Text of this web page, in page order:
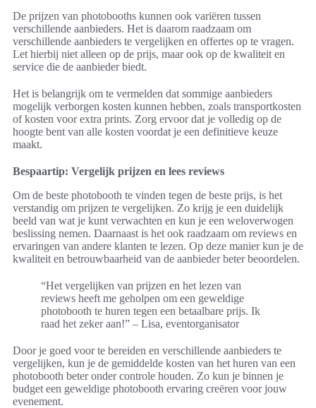
De prijzen van photobooths kunnen ook variëren tussen
verschillende aanbieders. Het is daarom raadzaam om
verschillende aanbieders te vergelijken en offertes op te vragen.
Let hierbij niet alleen op de prijs, maar ook op de kwaliteit en
service die de aanbieder biedt.
Het is belangrijk om te vermelden dat sommige aanbieders
mogelijk verborgen kosten kunnen hebben, zoals transportkosten
of kosten voor extra prints. Zorg ervoor dat je volledig op de
hoogte bent van alle kosten voordat je een definitieve keuze
maakt.
Bespaartip: Vergelijk prijzen en lees reviews
Om de beste photobooth te vinden tegen de beste prijs, is het
verstandig om prijzen te vergelijken. Zo krijg je een duidelijk
beeld van wat je kunt verwachten en kun je een weloverwogen
beslissing nemen. Daarnaast is het ook raadzaam om reviews en
ervaringen van andere klanten te lezen. Op deze manier kun je de
kwaliteit en betrouwbaarheid van de aanbieder beter beoordelen.
“Het vergelijken van prijzen en het lezen van
reviews heeft me geholpen om een geweldige
photobooth te huren tegen een betaalbare prijs. Ik
raad het zeker aan!” – Lisa, eventorganisator
Door je goed voor te bereiden en verschillende aanbieders te
vergelijken, kun je de gemiddelde kosten van het huren van een
photobooth beter onder controle houden. Zo kun je binnen je
budget een geweldige photobooth ervaring creëren voor jouw
evenement.